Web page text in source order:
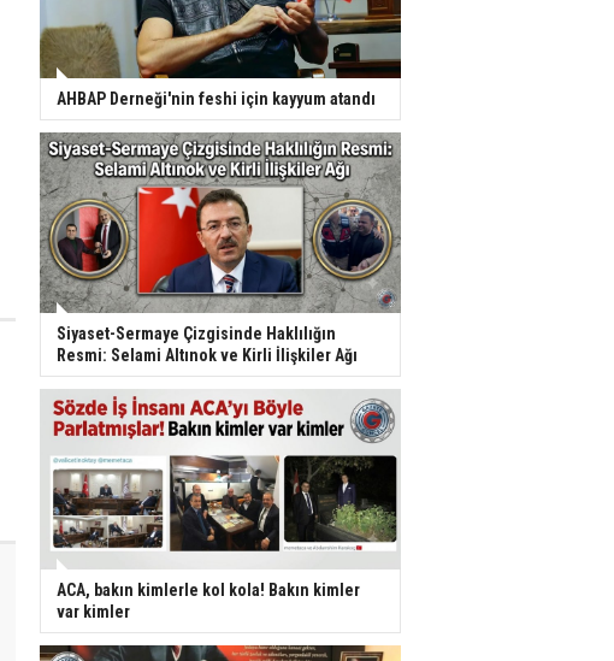
AHBAP Derneği'nin feshi için kayyum atandı
Siyaset-Sermaye Çizgisinde Haklılığın
Resmi: Selami Altınok ve Kirli İlişkiler Ağı
ACA, bakın kimlerle kol kola! Bakın kimler
var kimler